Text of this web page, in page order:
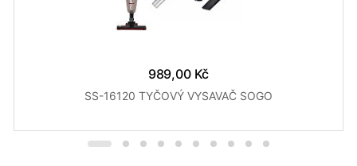
989,00 Kč
SS-16120 TYČOVÝ VYSAVAČ SOGO